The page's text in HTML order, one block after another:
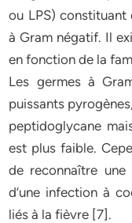
ou LPS)
à Gram négatif. Il
en fonction de la
Les germes à
puissants
peptidoglycane
est plus faible.
de reconnaître
d’une infection à
liés à la fièvre [7].